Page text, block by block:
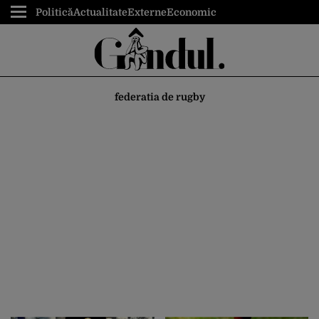
PoliticăActualitateExterneEconomic
federatia de rugby